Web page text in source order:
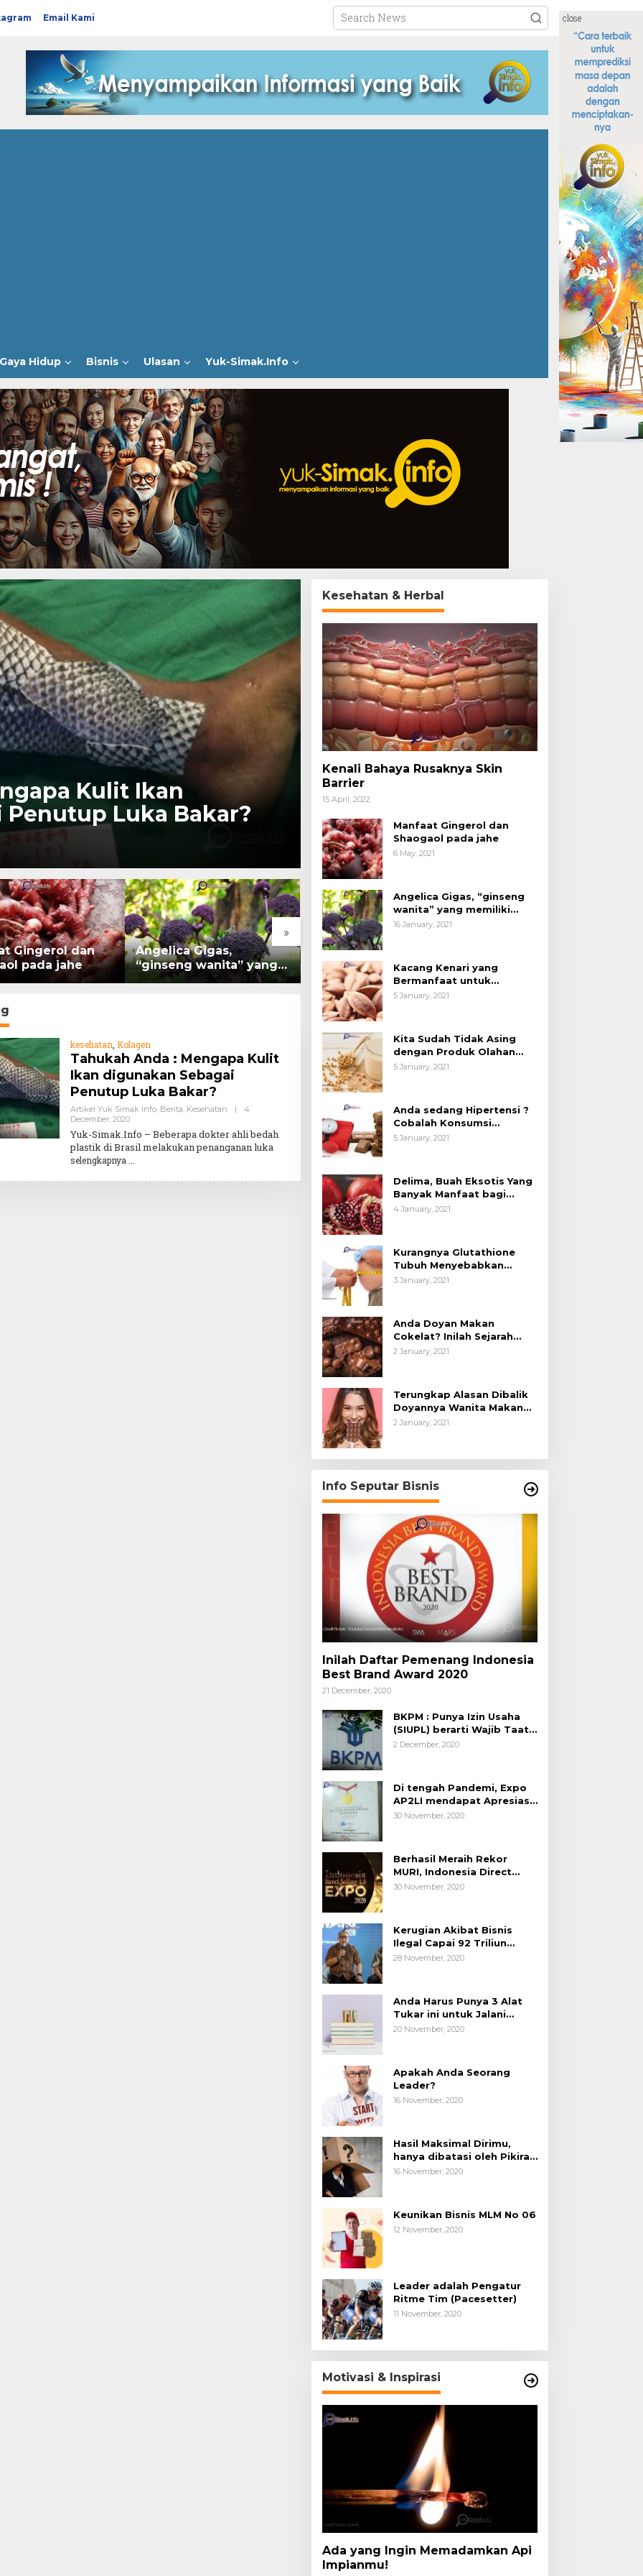
Email Kami
Hidup Bisnis Ulasan Yuk-Simak.Info
close
Kulit Ikan
Luka Bakar?
»
Gingerol dan
pada jahe
Angelica Gigas,
“ginseng wanita” yang
memiliki peran
Kacang Kenari yang
Bermanfaat untuk
Kesehatan (Bukan
Hanya untuk Bahan Kue)
dengan Produk Olahan
Kedelai, Tapi Sudah
kesehatan, Kolagen
Tahukah Anda : Mengapa Kulit
Ikan digunakan Sebagai
Penutup Luka Bakar?
Artikel Yuk Simak Info, Berita, Kesehatan |
4
December, 2020By
August
Yuk-Simak.Info – Beberapa dokter ahli bedah
plastik di Brasil melakukan penanganan luka
selengkapnya
Kesehatan & Herbal
Kenali Bahaya Rusaknya Skin
Barrier
15 April, 2022
Manfaat Gingerol dan
Shaogaol pada jahe
6 May, 2021
Angelica Gigas, “ginseng
wanita” yang memiliki
peran mengatasi kanker.
16 January, 2021
Kacang Kenari yang
Bermanfaat untuk
Kesehatan (Bukan Hanya
5 January, 2021
Kita Sudah Tidak Asing
dengan Produk Olahan
Kedelai, Tapi Sudah Tahu
5 January, 2021
Anda sedang Hipertensi ?
Cobalah Konsumsi
Cokelat.
5 January, 2021
Delima, Buah Eksotis Yang
Banyak Manfaat bagi
Tubuh
4 January, 2021
Kurangnya Glutathione
Tubuh Menyebabkan
Obesitas
3 January, 2021
Anda Doyan Makan
Cokelat? Inilah Sejarah
Awalnya Cokelat di Dunia
2 January, 2021
Terungkap Alasan Dibalik
Doyannya Wanita Makan
Cokelat
2 January, 2021
Info Seputar Bisnis
Inilah Daftar Pemenang Indonesia
Best Brand Award 2020
21 December, 2020
BKPM : Punya Izin Usaha
(SIUPL) berarti Wajib Taat
Aturan
2 December, 2020
Di tengah Pandemi, Expo
AP2LI mendapat Apresiasi
Rekor MURI
30 November, 2020
Berhasil Meraih Rekor
MURI, Indonesia Direct
Selling 4.0 Expo 2020
30 November, 2020
Kerugian Akibat Bisnis
Ilegal Capai 92 Triliun
Rupiah, AP2LI menghimbau
28 November, 2020
Anda Harus Punya 3 Alat
Tukar ini untuk Jalani
Hidup.
20 November, 2020
Apakah Anda Seorang
Leader?
16 November, 2020
Hasil Maksimal Dirimu,
hanya dibatasi oleh Pikiran
Negatif.
16 November, 2020
Keunikan Bisnis MLM No 06
12 November, 2020
Leader adalah Pengatur
Ritme Tim (Pacesetter)
11 November, 2020
Motivasi & Inspirasi
Ada yang Ingin Memadamkan Api
Impianmu!